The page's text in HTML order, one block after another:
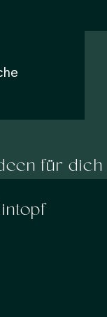
für dich